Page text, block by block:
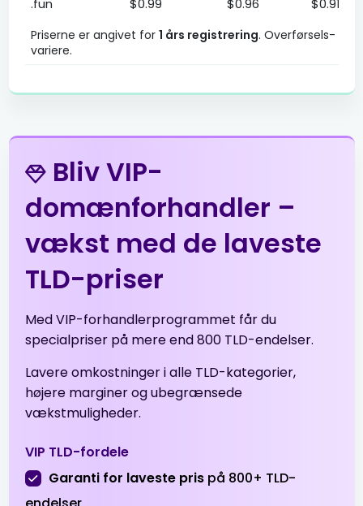
.fun $0.99 $0.96 $0.91
.gen.tr
.in $6.99 $6.89 $6.79
.net $13.99 $13.51 $13.01
.net.tr $2.01
.online $1.99 $1.96 $1.91
.org $8.99 $8.49
.pro $3.99 $3.51
Prisliste for TLD-domæneendelser. Forhandler-,
Priserne er angivet for 1 års registrering. Overførsels- og
variere.
Bliv VIP-
domænforhandler –
vækst med de laveste
TLD-priser
Med VIP-forhandlerprogrammet får du
specialpriser på mere end 800 TLD-endelser.
Lavere omkostninger i alle TLD-kategorier,
højere marginer og ubegrænsede
vækstmuligheder.
VIP TLD-fordele
Garanti for laveste prispå 800+ TLD-